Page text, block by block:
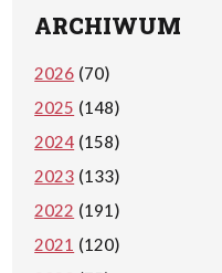
ARCHIWUM
2026 (70)
2025 (148)
2024 (158)
2023 (133)
2022 (191)
2021 (120)